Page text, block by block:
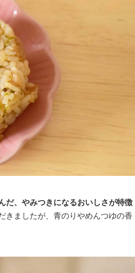
だ、やみつきになるおいしさが特徴
きましたが、青のりやめんつゆの香